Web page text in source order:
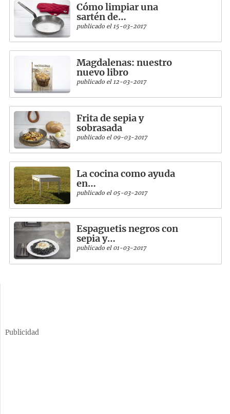
Cómo limpiar una
sartén de…
publicado el 15-03-2017
Magdalenas: nuestro
nuevo libro
publicado el 12-03-2017
Frita de sepia y
sobrasada
publicado el 09-03-2017
La cocina como ayuda
en…
publicado el 05-03-2017
Espaguetis negros con
sepia y…
publicado el 01-03-2017
Publicidad